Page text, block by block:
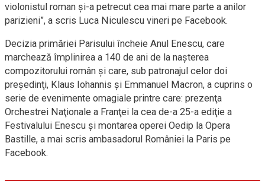
violonistul roman şi-a petrecut cea mai mare parte a anilor
parizieni”, a scris Luca Niculescu vineri pe Facebook.
Decizia primăriei Parisului încheie Anul Enescu, care
marchează împlinirea a 140 de ani de la naşterea
compozitorului român şi care, sub patronajul celor doi
preşedinţi, Klaus Iohannis şi Emmanuel Macron, a cuprins o
serie de evenimente omagiale printre care: prezenţa
Orchestrei Naţionale a Franţei la cea de-a 25-a ediţie a
Festivalului Enescu şi montarea operei Oedip la Opera
Bastille, a mai scris ambasadorul României la Paris pe
Facebook.